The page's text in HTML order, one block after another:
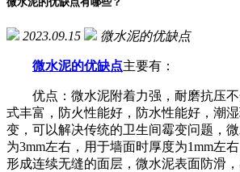
2023.09.15 微水泥的优缺点
微水泥的优缺点主要有：
优点：微水泥附着力强，耐磨抗压不
式丰富，防火性能好，防水性能好，潮
变，可以解决传统的卫生间霉变问题，
为3mm左右，用于墙面时厚度为1mm左
形成连续无缝的面层，微水泥表面防滑